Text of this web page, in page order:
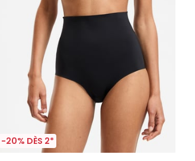
-20% DÈS 2*